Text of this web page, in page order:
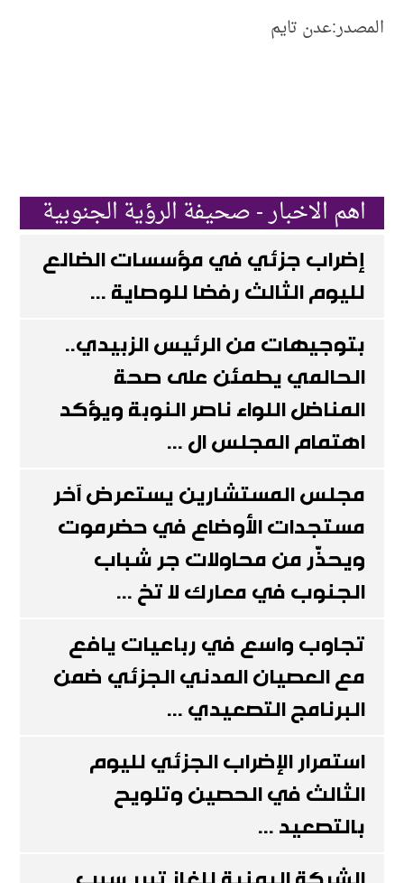
المصدر:عدن تايم
اهم الاخبار - صحيفة الرؤية الجنوبية
إضراب جزئي في مؤسسات الضالع
لليوم الثالث رفضا للوصاية ...
بتوجيهات من الرئيس الزبيدي..
الحالمي يطمئن على صحة
المناضل اللواء ناصر النوبة ويؤكد
اهتمام المجلس ال ...
مجلس المستشارين يستعرض آخر
مستجدات الأوضاع في حضرموت
ويحذّر من محاولات جر شباب
الجنوب في معارك لا تخ ...
تجاوب واسع في رباعيات يافع
مع العصيان المدني الجزئي ضمن
البرنامج التصعيدي ...
استمرار الإضراب الجزئي لليوم
الثالث في الحصين وتلويح
بالتصعيد ...